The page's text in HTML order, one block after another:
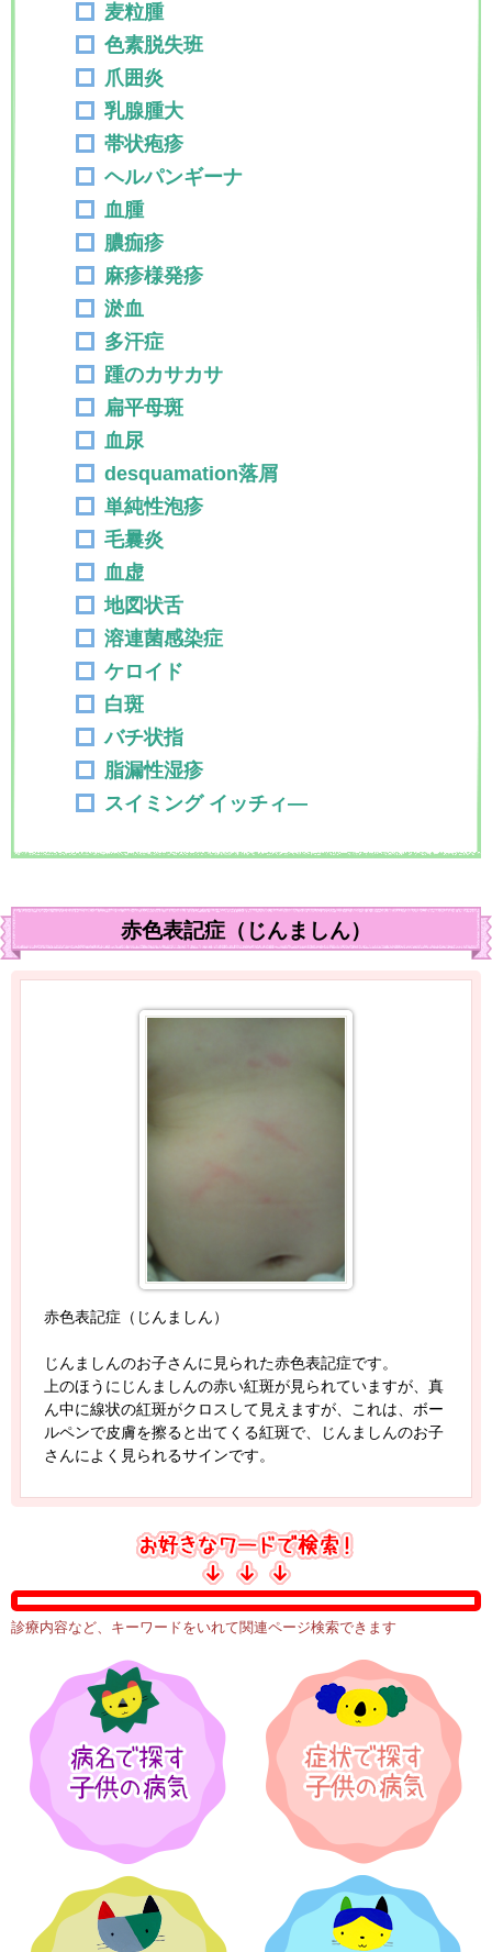
麦粒腫
色素脱失班
爪囲炎
乳腺腫大
帯状疱疹
ヘルパンギーナ
血腫
膿痂疹
麻疹様発疹
淤血
多汗症
踵のカサカサ
扁平母斑
血尿
desquamation落屑
単純性泡疹
毛曩炎
血虚
地図状舌
溶連菌感染症
ケロイド
白斑
バチ状指
脂漏性湿疹
スイミング イッチィ―
赤色表記症（じんましん）
赤色表記症（じんましん）
じんましんのお子さんに見られた赤色表記症です。
上のほうにじんましんの赤い紅斑が見られていますが、真
ん中に線状の紅斑がクロスして見えますが、これは、ボー
ルペンで皮膚を擦ると出てくる紅斑で、じんましんのお子
さんによく見られるサインです。
診療内容など、キーワードをいれて関連ページ検索できます